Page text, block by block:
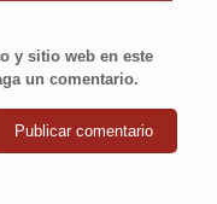
y sitio web en este
un comentario.